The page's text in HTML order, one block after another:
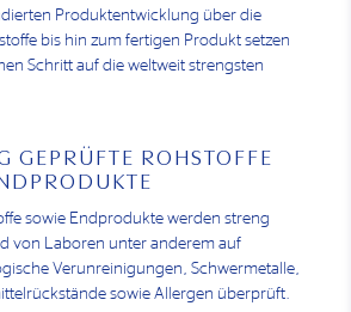
Produktentwicklung über die
bis hin zum fertigen Produkt setzen
Schritt auf die weltweit strengsten
GEPRÜFTE ROHSTOFFE
sowie Endprodukte werden streng
von Laboren unter anderem auf
Verunreinigungen, Schwermetalle,
sowie Allergen überprüft.